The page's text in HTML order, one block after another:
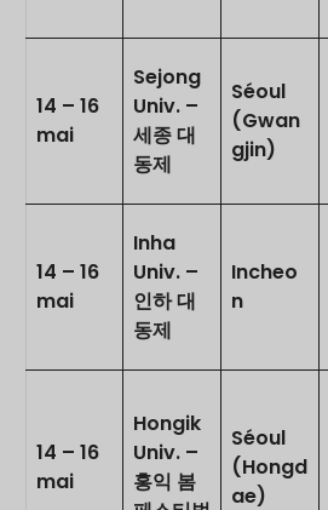
14 – 16
mai
Sejong
Univ. –
세종 대
동제
Séoul
(Gwan
gjin)
14 – 16
mai
Inha
Univ. –
인하 대
동제
Incheo
n
14 – 16
mai
Hongik
Univ. –
홍익 봄
Séoul
(Hongd
ae)